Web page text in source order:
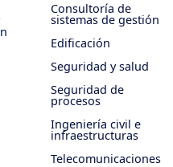
Consultoría de
sistemas de gestión
Edificación
Seguridad y salud
Seguridad de
procesos
Ingeniería civil e
infraestructuras
Telecomunicaciones